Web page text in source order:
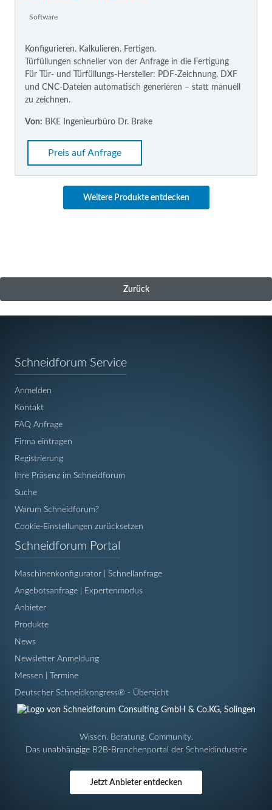
Software
Konfigurieren. Kalkulieren. Fertigen.
Türfüllungen schneller von der Anfrage in die Fertigung
Für Tür- und Türfüllungs-Hersteller: PDF-Zeichnung, DXF
und CNC-Dateien automatisch generieren – statt manuell
zu zeichnen.
Von: BKE Ingenieurbüro Dr. Brake
Preis auf Anfrage
Weitere Produkte entdecken
Zurück
Schneidforum Service
Anmelden
Kontakt
FAQ Anfrage
Firma eintragen
Registrierung
Ihre Präsenz im Schneidforum
Suche
Warum Schneidforum?
Cookie-Einstellungen zurücksetzen
Schneidforum Portal
Maschinenkonfigurator | Schnellanfrage
Angebotsanfrage | Expertenmodus
Anbieter
Produkte
News
Newsletter Anmeldung
Messen | Termine
Deutscher Schneidkongress® - Übersicht
Wissen. Beratung. Community.
Das unabhängige B2B-Branchenportal der Schneidindustrie
Jetzt Anbieter entdecken